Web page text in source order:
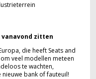
vanavond zitten
die heeft Seats and
veel modellen meteen
te wachten,
bank of fauteuil!